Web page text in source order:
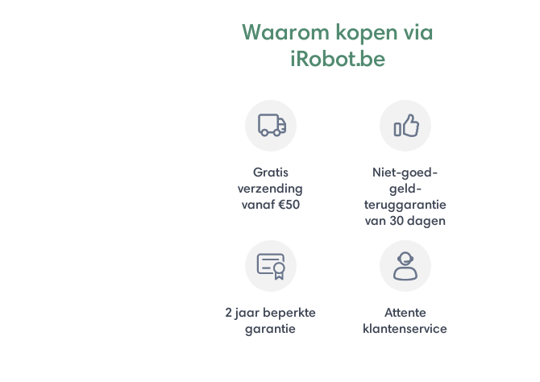
Waarom kopen via
iRobot.be
Gratis
verzending
vanaf €50
Niet-goed-
geld-
teruggarantie
van 30 dagen
2 jaar beperkte
garantie
Attente
klantenservice